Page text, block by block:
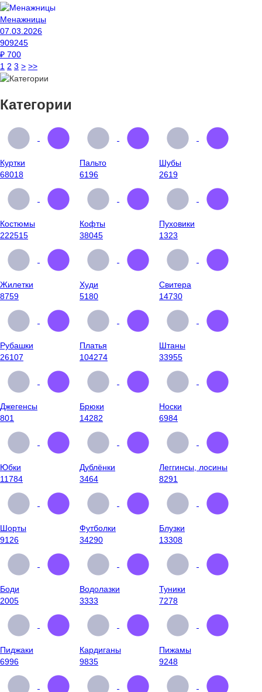
Менажницы
07.03.2026
909245
₽ 700
1 2 3 > >>
Категории
Куртки
68018
Пальто
6196
Шубы
2619
Костюмы
222515
Кофты
38045
Пуховики
1323
Жилетки
8759
Худи
5180
Свитера
14730
Рубашки
26107
Платья
104274
Штаны
33955
Джегенсы
801
Брюки
14282
Носки
6984
Юбки
11784
Дублёнки
3464
Леггинсы, лосины
8291
Шорты
9126
Футболки
34290
Блузки
13308
Боди
2005
Водолазки
3333
Туники
7278
Пиджаки
6996
Кардиганы
9835
Пижамы
9248